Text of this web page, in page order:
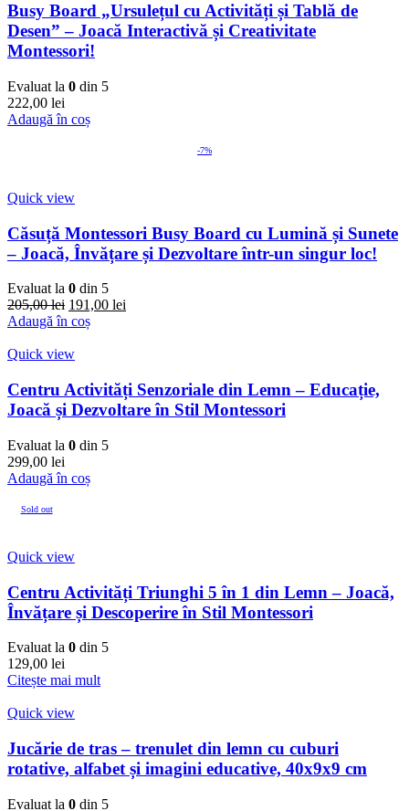
Busy Board „Ursulețul cu Activități și Tablă de
Desen” – Joacă Interactivă și Creativitate
Montessori!
Evaluat la 0 din 5
222,00 lei
Adaugă în coș
-7%
Quick view
Căsuță Montessori Busy Board cu Lumină și Sunete
– Joacă, Învățare și Dezvoltare într-un singur loc!
Evaluat la 0 din 5
205,00lei 191,00 lei
Adaugă în coș
Quick view
Centru Activități Senzoriale din Lemn – Educație,
Joacă și Dezvoltare în Stil Montessori
Evaluat la 0 din 5
299,00 lei
Adaugă în coș
Sold out
Quick view
Centru Activități Triunghi 5 în 1 din Lemn – Joacă,
Învățare și Descoperire în Stil Montessori
Evaluat la 0 din 5
129,00 lei
Citește mai mult
Quick view
Jucărie de tras – trenulet din lemn cu cuburi
rotative, alfabet și imagini educative, 40x9x9 cm
Evaluat la 0 din 5